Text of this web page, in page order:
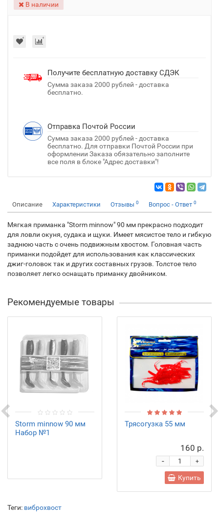
В наличии
Получите бесплатную доставку СДЭК
Сумма заказа 2000 рублей - доставка
бесплатно.
Отправка Почтой России
Сумма заказа 2000 рублей - доставка
бесплатно. Для отправки Почтой России при
оформлении Заказа обязательно заполните
все поля в блоке "Адрес доставки"!
Описание Характеристики Отзывы 0 Вопрос - Ответ 0
Мягкая приманка "Storm minnow" 90 мм прекрасно подходит
для ловли окуня, судака и щуки. Имеет мясистое тело и гибкую
заднюю часть с очень подвижным хвостом. Головная часть
приманки подойдет для использования как классических
джиг-головок так и других составных грузов. Толстое тело
позволяет легко оснащать приманку двойником.
Рекомендуемые товары
Storm minnow 90 мм
Набор №1
Трясогузка 55 мм
160 р.
+
-
Купить
Теги: виброхвост